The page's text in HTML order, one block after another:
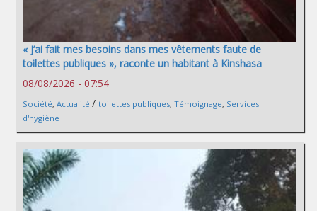
« J’ai fait mes besoins dans mes vêtements faute de
toilettes publiques », raconte un habitant à Kinshasa
08/08/2026 - 07:54
Société, Actualité / toilettes publiques, Témoignage, Services
d'hygiène